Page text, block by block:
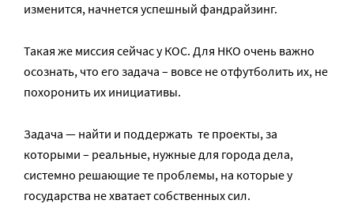
изменится, начнется успешный фандрайзинг.
Такая же миссия сейчас у КОС. Для НКО очень важно
осознать, что его задача – вовсе не отфутболить их, не
похоронить их инициативы.
Задача — найти и поддержать те проекты, за
которыми – реальные, нужные для города дела,
системно решающие те проблемы, на которые у
государства не хватает собственных сил.